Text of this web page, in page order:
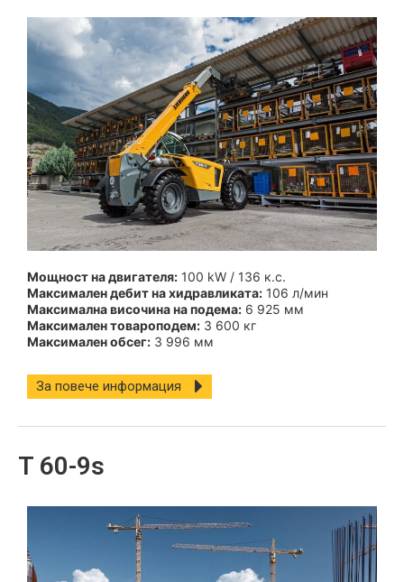
Мощност на двигателя: 100 kW / 136 к.с.
Максимален дебит на хидравликата: 106 л/мин
Максимална височина на подема: 6 925 мм
Максимален товароподем: 3 600 кг
Максимален обсег: 3 996 мм
За повече информация
T 60-9s